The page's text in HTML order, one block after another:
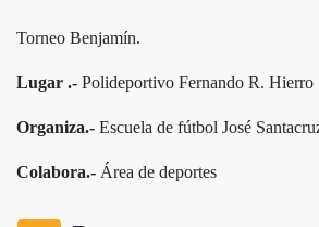
Torneo Benjamín.
Lugar .- Polideportivo Fernando R. Hierro
Organiza.- Escuela de fútbol José
Colabora.- Área de deportes